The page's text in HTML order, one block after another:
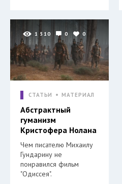
1 510 0 0
СТАТЬИ МАТЕРИАЛ
Абстрактный
гуманизм
Кристофера Нолана
Чем писателю Михаилу
Гундарину не
понравился фильм
"Одиссея".